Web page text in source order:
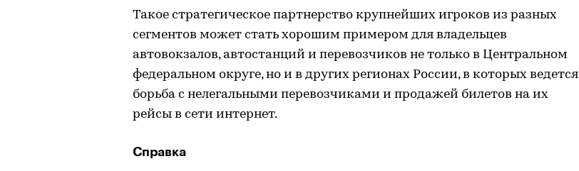
Такое стратегическое партнерство крупнейших игроков из разных
сегментов может стать хорошим примером для владельцев
автовокзалов, автостанций и перевозчиков не только в Центральном
федеральном округе, но и в других регионах России, в которых ведется
борьба с нелегальными перевозчиками и продажей билетов на их
рейсы в сети интернет.
Справка